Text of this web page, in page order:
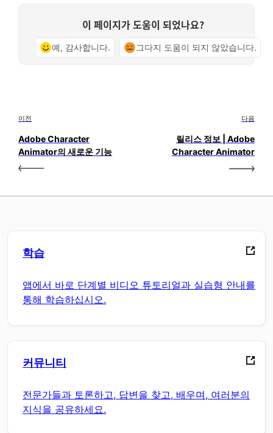
이 페이지가 도움이 되었나요?
예, 감사합니다. 그다지 도움이 되지 않았습니다.
이전
Adobe Character
Animator의 새로운 기능
다음
릴리스 정보 | Adobe
Character Animator
학습
앱에서 바로 단계별 비디오 튜토리얼과 실습형 안내를
통해 학습하십시오.
커뮤니티
전문가들과 토론하고, 답변을 찾고, 배우며, 여러분의
지식을 공유하세요.